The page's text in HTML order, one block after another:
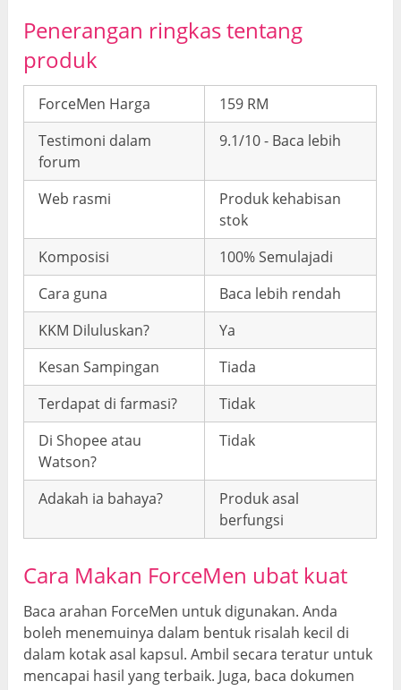
Penerangan ringkas tentang
produk
ForceMen Harga
159 RM
Testimoni dalam
forum
9.1/10 - Baca lebih
Web rasmi
Produk kehabisan
stok
Komposisi
100% Semulajadi
Cara guna
Baca lebih rendah
KKM Diluluskan?
Ya
Kesan Sampingan
Tiada
Terdapat di farmasi?
Tidak
Di Shopee atau
Watson?
Tidak
Adakah ia bahaya?
Produk asal
berfungsi
Cara Makan ForceMen ubat kuat
Baca arahan ForceMen untuk digunakan. Anda
boleh menemuinya dalam bentuk risalah kecil di
dalam kotak asal kapsul. Ambil secara teratur untuk
mencapai hasil yang terbaik. Juga, baca dokumen